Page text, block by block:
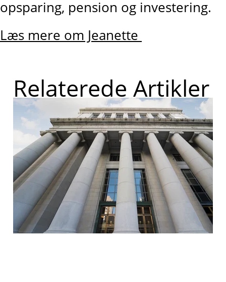
opsparing, pension og investering.
Læs mere om Jeanette
Relaterede Artikler